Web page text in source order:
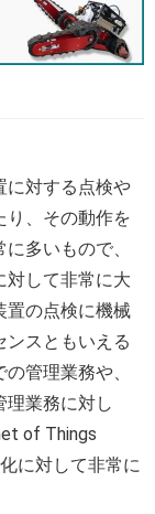
に対する点検や
り、その動作を
多いもので、
対して非常に大
置の点検に機械
ンスともいえる
管理業務や、
理業務に対し
of Things
に対して非常に